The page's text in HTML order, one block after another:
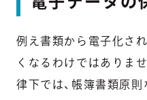
例え書類から電子化さ
くなるわけではありま
律下では、帳簿書類原